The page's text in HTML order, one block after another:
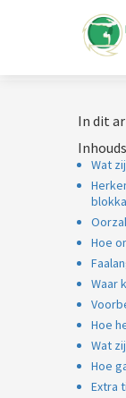
In dit
Wat
Hoe
Waar
Hoe
Wat
Hoe
Extra